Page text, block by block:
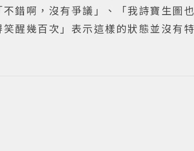
錯啊，沒有爭議」、「我詩寶生圖也
醒幾百次」表示這樣的狀態並沒有特